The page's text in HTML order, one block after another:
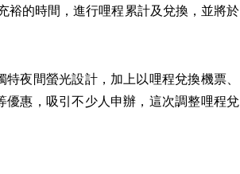
裕的時間，進行哩程累計及兌換，並將於
夜間螢光設計，加上以哩程兌換機票、
惠，吸引不少人申辦，這次調整哩程兌